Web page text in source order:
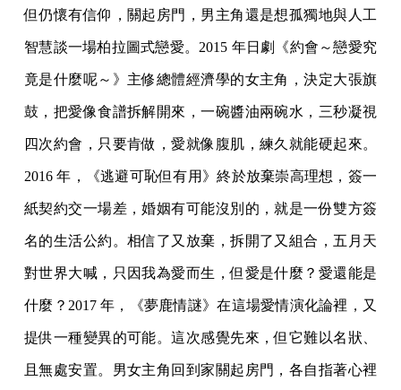
但仍懷有信仰，關起房門，男主角還是想孤獨地與人工
智慧談一場柏拉圖式戀愛。2015 年日劇《約會～戀愛究
竟是什麼呢～》主修總體經濟學的女主角，決定大張旗
鼓，把愛像食譜拆解開來，一碗醬油兩碗水，三秒凝視
四次約會，只要肯做，愛就像腹肌，練久就能硬起來。
2016 年，《逃避可恥但有用》終於放棄崇高理想，簽一
紙契約交一場差，婚姻有可能沒別的，就是一份雙方簽
名的生活公約。相信了又放棄，拆開了又組合，五月天
對世界大喊，只因我為愛而生，但愛是什麼？愛還能是
什麼？2017 年，《夢鹿情謎》在這場愛情演化論裡，又
提供一種變異的可能。這次感覺先來，但它難以名狀、
且無處安置。男女主角回到家關起房門，各自指著心裡